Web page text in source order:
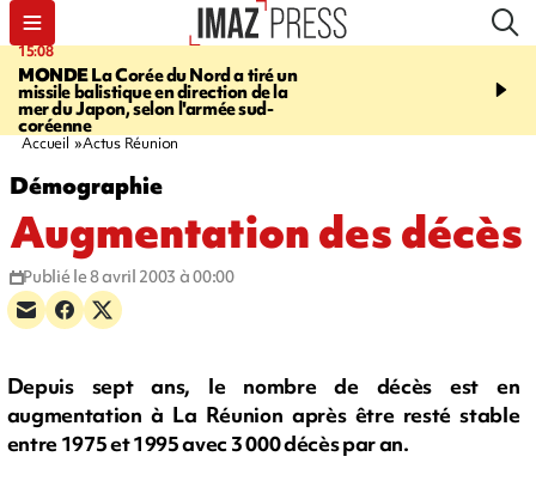
15:08
MONDELa Corée du Nord a tiré un
missile balistique en direction de la
mer du Japon, selon l'armée sud-
coréenne
17:24
est rouvert à la
Accueil Actus Réunion
Démographie
Augmentation des décès
Publié le 8 avril 2003 à 00:00
Depuis sept ans, le nombre de décès est en
augmentation à La Réunion après être resté stable
entre 1975 et 1995 avec 3 000 décès par an.